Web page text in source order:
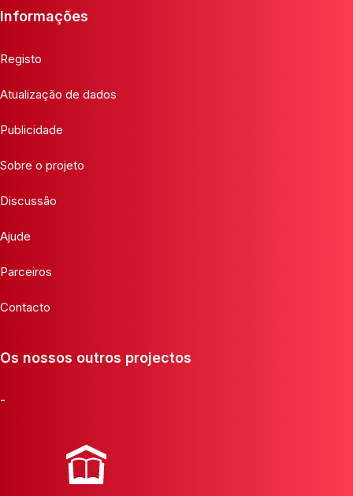
Informações
Registo
Atualização de dados
Publicidade
Sobre o projeto
Discussão
Ajude
Parceiros
Contacto
Os nossos outros projectos
-